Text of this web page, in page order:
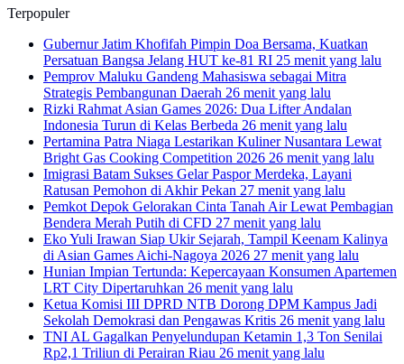
Terpopuler
Gubernur Jatim Khofifah Pimpin Doa Bersama, Kuatkan
Persatuan Bangsa Jelang HUT ke-81 RI 25 menit yang lalu
Pemprov Maluku Gandeng Mahasiswa sebagai Mitra
Strategis Pembangunan Daerah 26 menit yang lalu
Rizki Rahmat Asian Games 2026: Dua Lifter Andalan
Indonesia Turun di Kelas Berbeda 26 menit yang lalu
Pertamina Patra Niaga Lestarikan Kuliner Nusantara Lewat
Bright Gas Cooking Competition 2026 26 menit yang lalu
Imigrasi Batam Sukses Gelar Paspor Merdeka, Layani
Ratusan Pemohon di Akhir Pekan 27 menit yang lalu
Pemkot Depok Gelorakan Cinta Tanah Air Lewat Pembagian
Bendera Merah Putih di CFD 27 menit yang lalu
Eko Yuli Irawan Siap Ukir Sejarah, Tampil Keenam Kalinya
di Asian Games Aichi-Nagoya 2026 27 menit yang lalu
Hunian Impian Tertunda: Kepercayaan Konsumen Apartemen
LRT City Dipertaruhkan 26 menit yang lalu
Ketua Komisi III DPRD NTB Dorong DPM Kampus Jadi
Sekolah Demokrasi dan Pengawas Kritis 26 menit yang lalu
TNI AL Gagalkan Penyelundupan Ketamin 1,3 Ton Senilai
Rp2,1 Triliun di Perairan Riau 26 menit yang lalu